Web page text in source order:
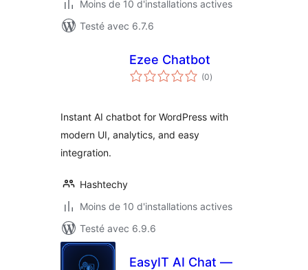
Moins de 10 d'installations actives
Testé avec 6.7.6
Ezee Chatbot
(0notes
en
)
Instant AI chatbot for WordPress with
modern UI, analytics, and easy
integration.
Hashtechy
Moins de 10 d'installations actives
Testé avec 6.9.6
EasyIT AI Chat —